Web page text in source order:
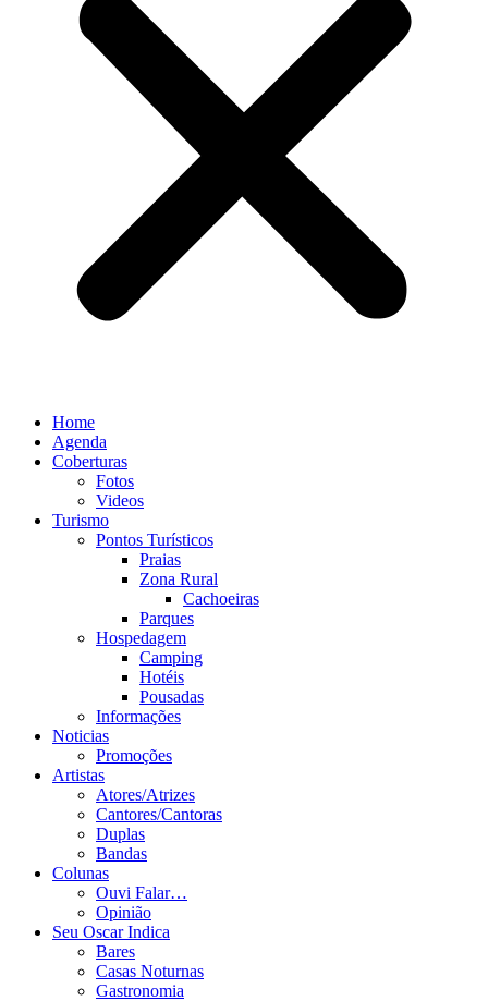
Home
Agenda
Coberturas
Fotos
Videos
Turismo
Pontos Turísticos
Praias
Zona Rural
Cachoeiras
Parques
Hospedagem
Camping
Hotéis
Pousadas
Informações
Noticias
Promoções
Artistas
Atores/Atrizes
Cantores/Cantoras
Duplas
Bandas
Colunas
Ouvi Falar…
Opinião
Seu Oscar Indica
Bares
Casas Noturnas
Gastronomia